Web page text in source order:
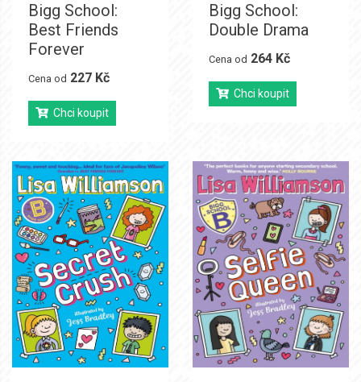
Bigg School:
Best Friends
Forever
Cena od 227 Kč
Chci koupit
Bigg School:
Double Drama
Cena od 264 Kč
Chci koupit